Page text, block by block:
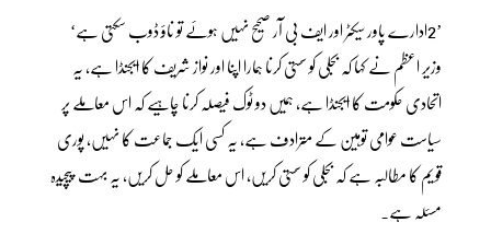
’2ادارے پاور سیکٹر اور ایف بی آر صحیح نہیں ہوئے تو ناؤ ڈوب سکتی ہے‘
وزیر اعظم نے کہا کہ بجلی کو سستی کرنا ہمارا اپنا اور نواز شریف کا ایجنڈا ہے، یہ
اتحادی حکومت کا ایجنڈا ہے، ہمیں دو ٹوک فیصلہ کرنا چاہیے کہ اس معاملے پر
سیاست عوامی توہین کے مترادف ہے، یہ کسی ایک جماعت کا نہیں، پوری
قویم کا مطالبہ ہے کہ بجلی کو سستی کریں، اس معاملے کو حل کریں، یہ بہت پیچیدہ
مسئلہ ہے۔